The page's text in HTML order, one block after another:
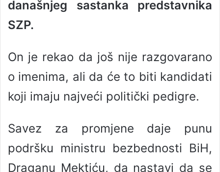
današnjeg sastanka predstavnika
SZP.
On je rekao da još nije razgovarano
o imenima, ali da će to biti kandidati
koji imaju najveći politički pedigre.
Savez za promjene daje punu
podršku ministru bezbednosti BiH,
Draganu Mektiću, da nastavi da se